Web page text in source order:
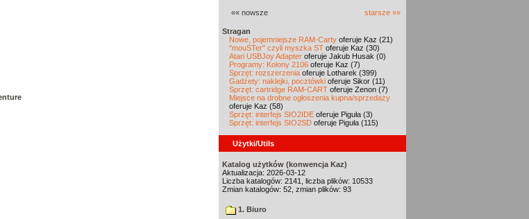
«« nowsze starsze »»
Stragan
Nowe, pojemniejsze RAM-Carty oferuje Kaz (21)
"mouSTer" czyli myszka ST oferuje Kaz (30)
Atari USBJoy Adapter oferuje Jakub Husak (0)
Programy: Kolony 2106 oferuje Kaz (7)
Sprzęt: rozszerzenia oferuje Lotharek (399)
Gadżety: naklejki, pocztówki oferuje Sikor (11)
Sprzęt: cartridge RAM-CART oferuje Zenon (7)
Miejsce na drobne ogłoszenia kupna/sprzedaży
oferuje Kaz (58)
Sprzęt: interfejs SIO2IDE oferuje Piguła (3)
Sprzęt: interfejs SIO2SD oferuje Piguła (115)
Użytki/Utils
Katalog użytków (konwencja Kaz)
Aktualizacja: 2026-03-12
Liczba katalogów: 2141, liczba plików: 10533
Zmian katalogów: 52, zmian plików: 93
1. Biuro